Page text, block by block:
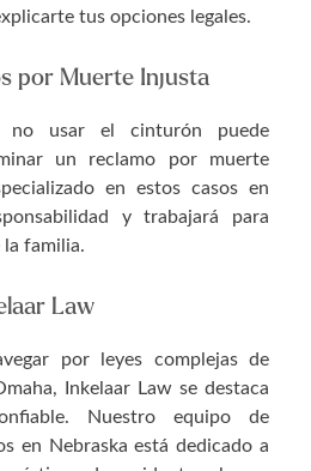
tus opciones legales.
por Muerte Injusta
no usar el cinturón puede
un reclamo por muerte
en estos casos en
y trabajará para
la familia.
Law
por leyes complejas de
Inkelaar Law se destaca
Nuestro equipo de
en Nebraska está dedicado a